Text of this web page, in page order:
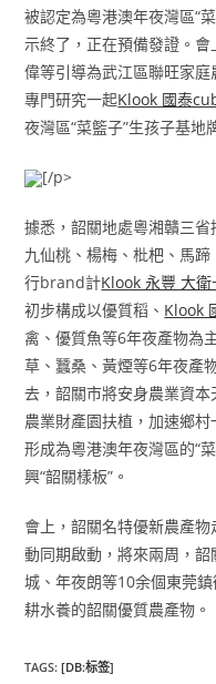
被認定為粵港澳年夜灣區“
示終了，正在預備發證。
偉等引導為武江區聯旺家
專門研究一起Klook 國泰
夜灣區“菜籃子”生孩子基地
[/p>
據悉，韶關地處粵湘贛三
九仙桃、楊梅、枇杷、馬
行brand計Klook 永豐 大
初步構成以優質稻、 Klook
禽、優質魚等6年夜產物為
草、蠶桑、黃煙等6年夜產
去，韶關市將安身農業資
農業財產園扶植，加速鄉
形成為粵港澳年夜灣區的“
興“韶關樣板”。
會上，韶關名特優新農產
動同期啟動，將來兩周，
城、年夜朗等10余個東莞
耕水養的韶關優質農產物。
TAGS:[DB:标签]